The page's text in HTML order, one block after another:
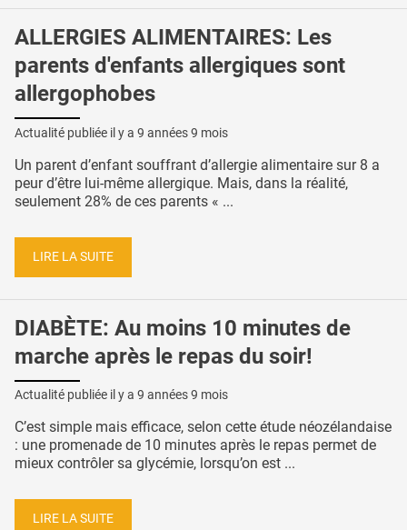
ALLERGIES ALIMENTAIRES: Les
parents d'enfants allergiques sont
allergophobes
Actualité publiée il y a 9 années 9 mois
Un parent d’enfant souffrant d’allergie alimentaire sur 8 a
peur d’être lui-même allergique. Mais, dans la réalité,
seulement 28% de ces parents « ...
LIRE LA SUITE
DIABÈTE: Au moins 10 minutes de
marche après le repas du soir!
Actualité publiée il y a 9 années 9 mois
C’est simple mais efficace, selon cette étude néozélandaise
: une promenade de 10 minutes après le repas permet de
mieux contrôler sa glycémie, lorsqu’on est ...
LIRE LA SUITE